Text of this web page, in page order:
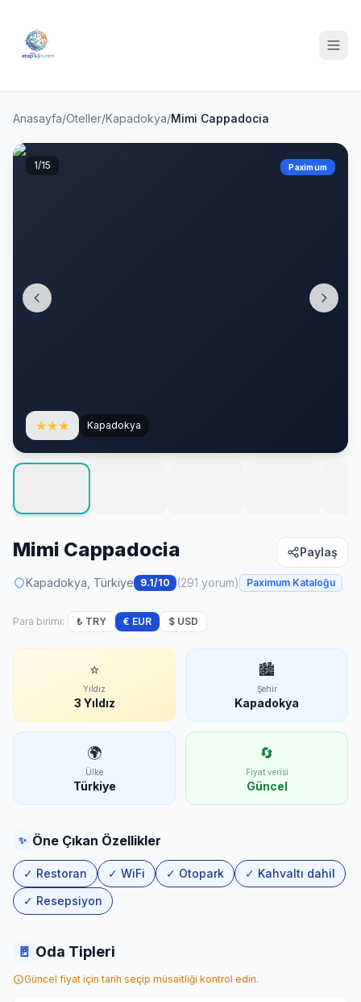
Anasayfa/Oteller/Kapadokya/Mimi Cappadocia
★★★ Kapadokya
Paximum
1/15
Mimi Cappadocia Paylaş
Kapadokya, Türkiye 9.1/10 (291 yorum) Paximum Kataloğu
Para birimi: ₺ TRY € EUR $ USD
⭐
Yıldız
3 Yıldız
🏙
Şehir
Kapadokya
🌍
Ülke
Türkiye
🔄
Fiyat verisi
Güncel
✨ Öne Çıkan Özellikler
✓ Restoran ✓ WiFi ✓ Otopark
✓ Kahvaltı dahil
✓ Resepsiyon
🚪 Oda Tipleri
Güncel fiyat için tarih seçip müsaitliği kontrol edin.